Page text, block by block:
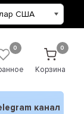
0 0
Корзина
канал